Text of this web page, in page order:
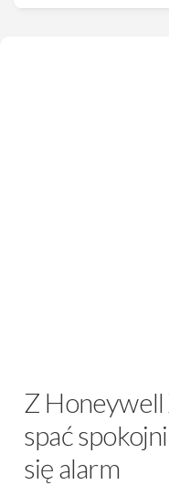
Z Honeywell
spać
się alarm